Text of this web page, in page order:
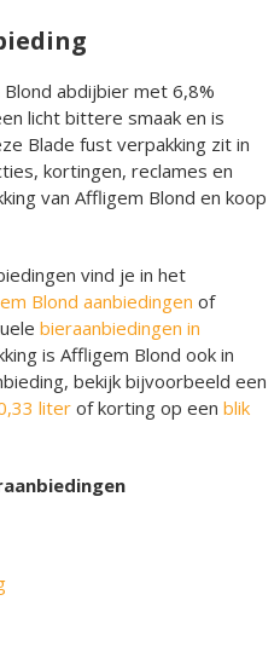
abdijbier met 6,8%
licht bittere smaak en is
Blade fust verpakking zit in
kortingen, reclames en
van Affligem Blond en koop
vind je in het
Blond aanbiedingen of
bieraanbiedingen in
is Affligem Blond ook in
bekijk bijvoorbeeld een
literof korting op een blik